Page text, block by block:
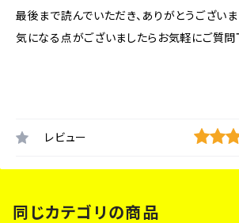
最後まで読んでいただき、ありがとうございま
気になる点がございましたらお気軽にご質問
レビュー
同じカテゴリの商品